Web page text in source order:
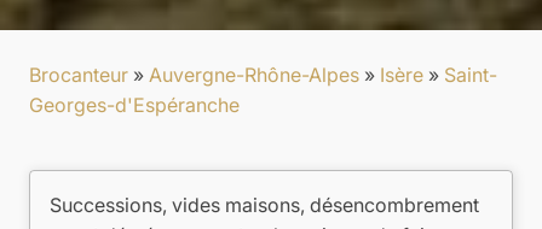
Brocanteur » Auvergne-Rhône-Alpes » Isère » Saint-
Georges-d'Espéranche
Successions, vides maisons, désencombrement